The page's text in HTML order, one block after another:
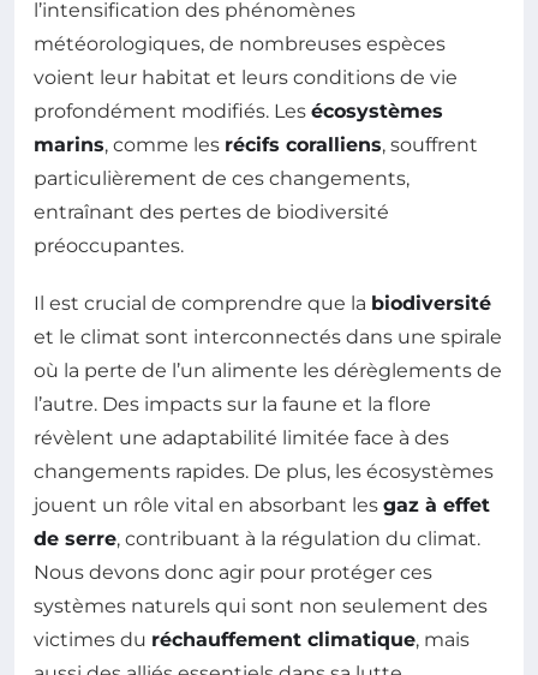
l’intensification des phénomènes
météorologiques, de nombreuses espèces
voient leur habitat et leurs conditions de vie
profondément modifiés. Les écosystèmes
marins, comme les récifs coralliens, souffrent
particulièrement de ces changements,
entraînant des pertes de biodiversité
préoccupantes.
Il est crucial de comprendre que la biodiversité
et le climat sont interconnectés dans une spirale
où la perte de l’un alimente les dérèglements de
l’autre. Des impacts sur la faune et la flore
révèlent une adaptabilité limitée face à des
changements rapides. De plus, les écosystèmes
jouent un rôle vital en absorbant les gaz à effet
de serre, contribuant à la régulation du climat.
Nous devons donc agir pour protéger ces
systèmes naturels qui sont non seulement des
victimes du réchauffement climatique, mais